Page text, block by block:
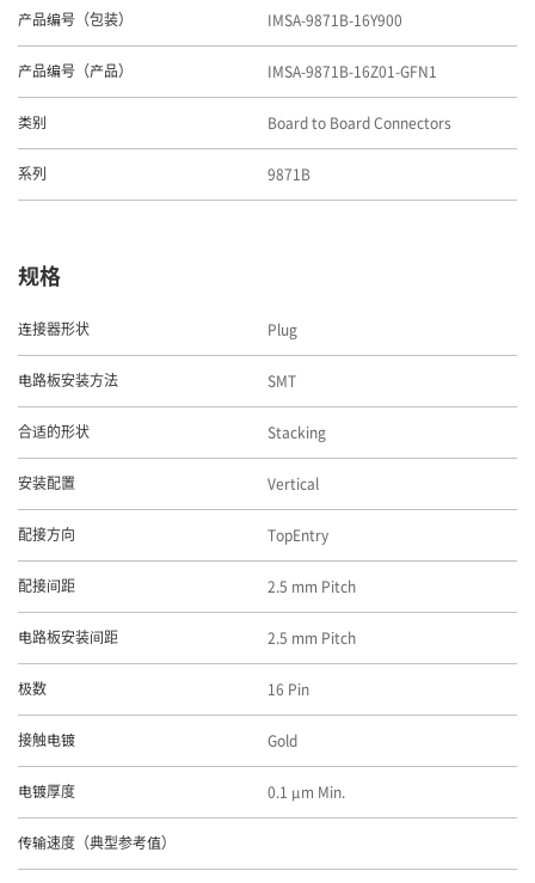
产品编号（包装） IMSA-9871B-16Y900
产品编号（产品） IMSA-9871B-16Z01-GFN1
类别 Board to Board Connectors
系列 9871B
规格
连接器形状 Plug
电路板安装方法 SMT
合适的形状 Stacking
安装配置 Vertical
配接方向 TopEntry
配接间距 2.5 mm Pitch
电路板安装间距 2.5 mm Pitch
极数 16 Pin
接触电镀 Gold
电镀厚度 0.1 μm Min.
传输速度（典型参考值）